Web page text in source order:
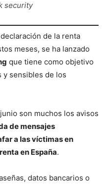
security
de la renta
meses, se ha lanzado
que tiene como objetivo
y sensibles de los
son muchos los avisos
de mensajes
a las víctimas en
en España.
datos bancarios o